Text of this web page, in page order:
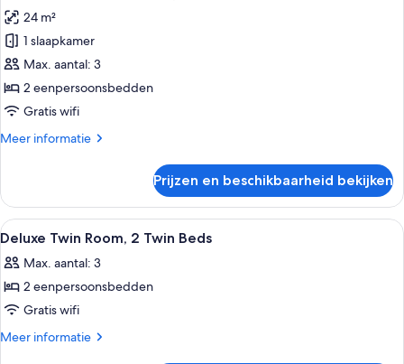
voor
Deluxe
Twin
kamer,
2
laden
24 m²
1 slaapkamer
Max. aantal: 3
2 eenpersoonsbedden
Gratis wifi
Meer informatie
Meer
Twin
kamer,
2
Prijzen en beschikbaarheid bekijken
Alle
foto's
voor
Deluxe
Twin
Room,
Een hotelkamer met twee bedden,
6
Deluxe Twin Room, 2 Twin Beds
Max. aantal: 3
2 eenpersoonsbedden
Gratis wifi
Meer informatie
Meer